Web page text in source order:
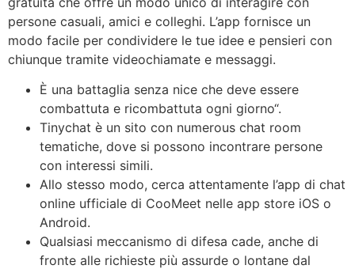
persone casuali, amici e colleghi. L’app fornisce un
modo facile per condividere le tue idee e pensieri con
chiunque tramite videochiamate e messaggi.
È una battaglia senza nice che deve essere
combattuta e ricombattuta ogni giorno“.
Tinychat è un sito con numerous chat room
tematiche, dove si possono incontrare persone
con interessi simili.
Allo stesso modo, cerca attentamente l’app di chat
online ufficiale di CooMeet nelle app store iOS o
Android.
Qualsiasi meccanismo di difesa cade, anche di
fronte alle richieste più assurde o lontane dal